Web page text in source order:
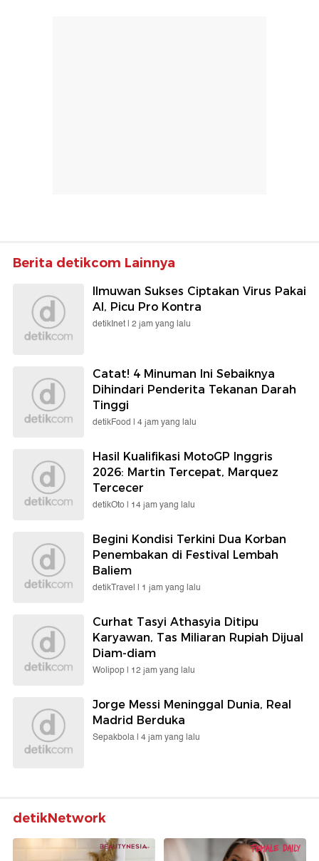
Berita detikcom Lainnya
Ilmuwan Sukses Ciptakan Virus Pakai
AI, Picu Pro Kontra
detikInet | 2 jam yang lalu
Catat! 4 Minuman Ini Sebaiknya
Dihindari Penderita Tekanan Darah
Tinggi
detikFood | 4 jam yang lalu
Hasil Kualifikasi MotoGP Inggris
2026: Martin Tercepat, Marquez
Tercecer
detikOto | 14 jam yang lalu
Begini Kondisi Terkini Dua Korban
Penembakan di Festival Lembah
Baliem
detikTravel | 1 jam yang lalu
Curhat Tasyi Athasyia Ditipu
Karyawan, Tas Miliaran Rupiah Dijual
Diam-diam
Wolipop | 12 jam yang lalu
Jorge Messi Meninggal Dunia, Real
Madrid Berduka
Sepakbola | 4 jam yang lalu
detikNetwork